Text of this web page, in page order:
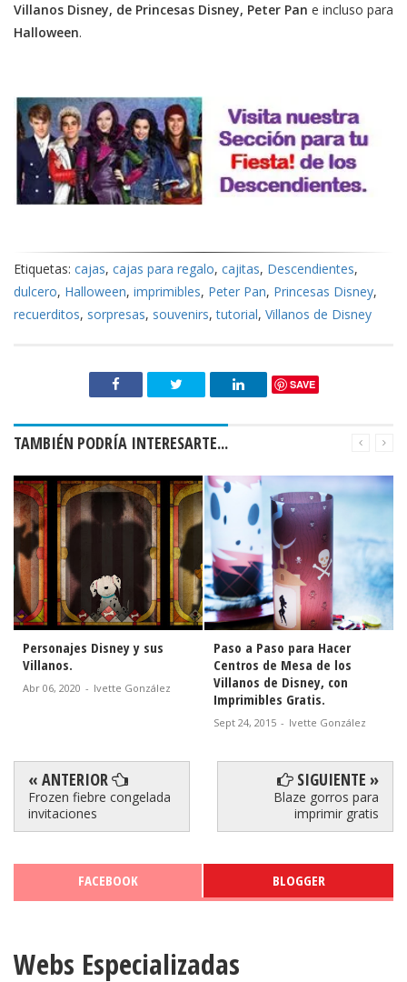
Villanos Disney, de Princesas Disney, Peter Pan e incluso para
Halloween.
Etiquetas: cajas, cajas para regalo, cajitas, Descendientes,
dulcero, Halloween, imprimibles, Peter Pan, Princesas Disney,
recuerditos, sorpresas, souvenirs,tutorial, Villanos de Disney
SAVE
TAMBIÉN PODRÍA INTERESARTE...
Paso a Paso para Hacer
Centros de Mesa de los
Villanos de Disney, con
Villanos de Disney: Bolsas
para Souvenires, Dulceros,
Recuerdos o Sorpresas para
Imprimir Gratis.
Sept 22, 2015 - Ivette González
« ANTERIOR
Frozen fiebre congelada
invitaciones
SIGUIENTE »
Blaze gorros para
imprimir gratis
FACEBOOK BLOGGER
Webs Especializadas